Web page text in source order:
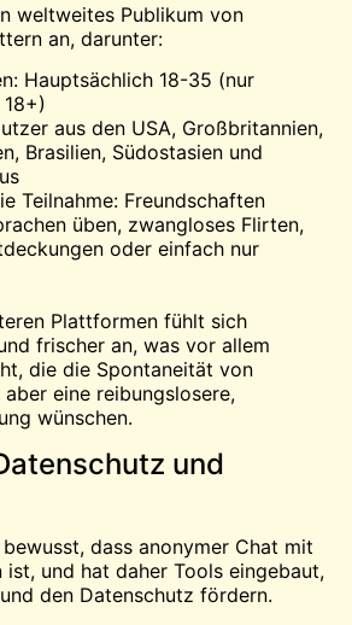
weltweites Publikum von
an, darunter:
Hauptsächlich 18-35 (nur
aus den USA, Großbritannien,
Brasilien, Südostasien und
Teilnahme: Freundschaften
üben, zwangloses Flirten,
oder einfach nur
Plattformen fühlt sich
frischer an, was vor allem
die die Spontaneität von
eine reibungslosere,
wünschen.
und
dass anonymer Chat mit
ist, und hat daher Tools eingebaut,
den Datenschutz fördern.